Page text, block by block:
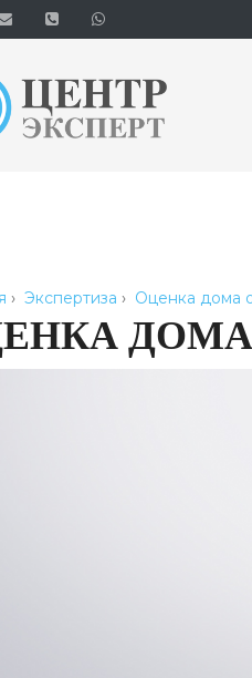
› Экспертиза › Оценка дома